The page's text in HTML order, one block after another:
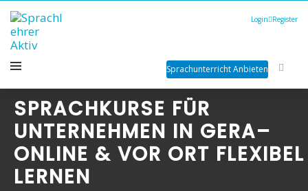
Login Register
Sprachunterricht Anbieten
SPRACHKURSE FÜR
UNTERNEHMEN IN GERA–
ONLINE & VOR ORT FLEXIBEL
LERNEN